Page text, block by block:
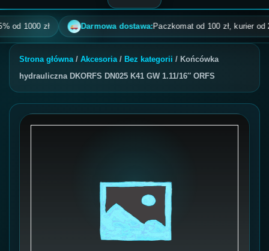
1000 zł Darmowa dostawa:Paczkomat od 100 zł, kurier od 200
Strona główna/ Akcesoria/ Bez kategorii / Końcówka
hydrauliczna DKORFS DN025 K41 GW 1.11/16″ ORFS